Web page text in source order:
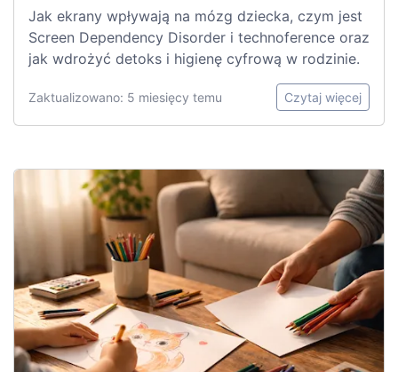
Jak ekrany wpływają na mózg dziecka, czym jest
Screen Dependency Disorder i technoference oraz
jak wdrożyć detoks i higienę cyfrową w rodzinie.
Zaktualizowano: 5 miesięcy temu Czytaj więcej